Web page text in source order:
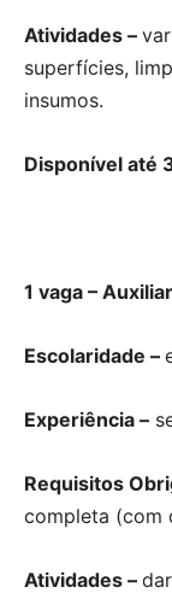
Atividades –
superfícies,
insumos.
Disponível até
1 vaga –
Escolaridade –
Experiência –
Requisitos
completa (com
Atividades –